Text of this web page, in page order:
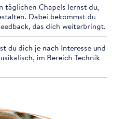
täglichen Chapels lernst du,
Dabei bekommst du
das dich weiterbringt.
du dich je nach Interesse und
im Bereich Technik